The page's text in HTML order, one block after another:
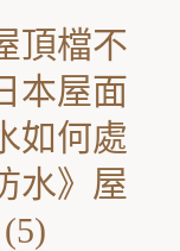
頂檔不
本屋面
如何處
水》屋